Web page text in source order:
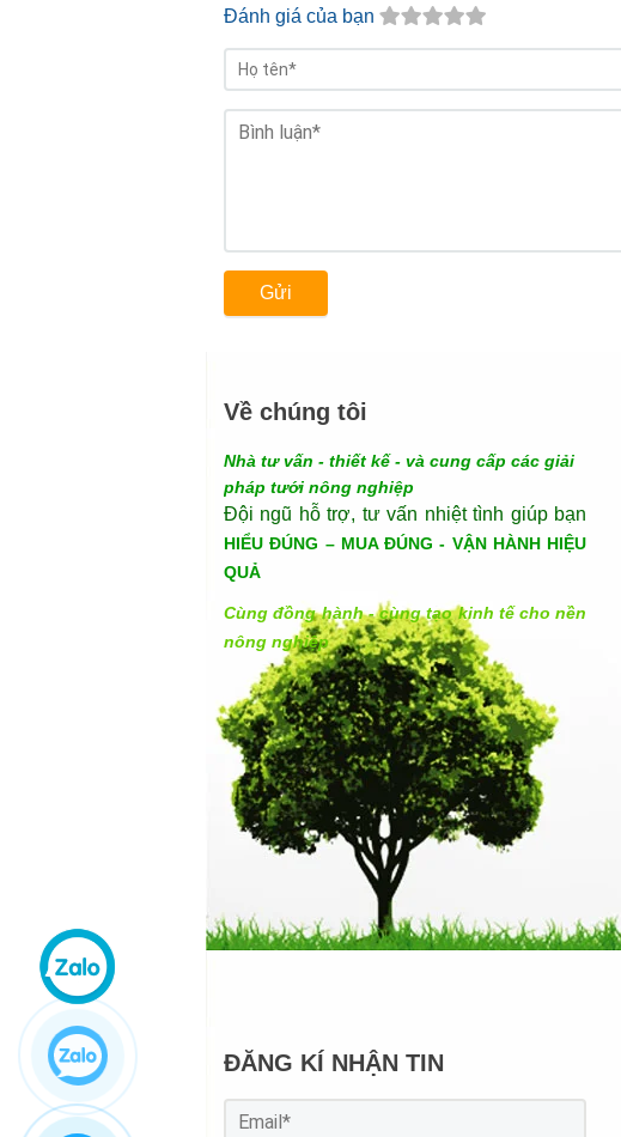
Đánh giá của bạn
Gửi
Về chúng tôi
Nhà tư vấn - thiết kế - và cung cấp các giải
pháp tưới nông nghiệp
Đội ngũ hỗ trợ, tư vấn nhiệt tình giúp bạn
HIỂU ĐÚNG – MUA ĐÚNG - VẬN HÀNH HIỆU
QUẢ
Cùng đồng hành - cùng tạo kinh tế cho nền
nông nghiệp
ĐĂNG KÍ NHẬN TIN